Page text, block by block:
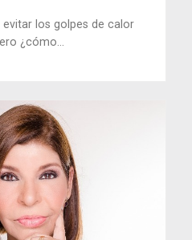
evitar los golpes de calor
¿cómo...